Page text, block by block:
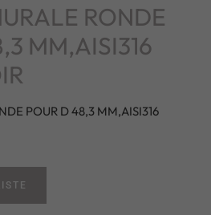
RONDE
MM,AISI316
POUR D 48,3 MM,AISI316